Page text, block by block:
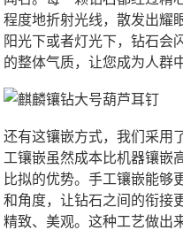
程度地折射光线，散发出耀
阳光下或者灯光下，钻石会
的整体气质，让您成为人群
还有这镶嵌方式，我们采用
工镶嵌虽然成本比机器镶嵌
比拟的优势。手工镶嵌能够
和角度，让钻石之间的衔接
精致、美观。这种工艺做出